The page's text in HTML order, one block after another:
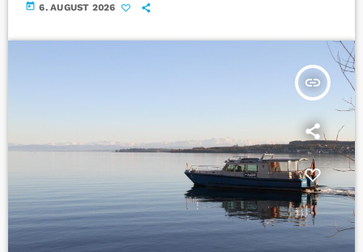
today 6. AUGUST 2026
insert_link